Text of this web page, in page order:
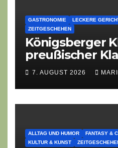
GASTRONOMIE LECKERE
ZEITGESCHEHEN
Königsberger
preußischer
Zeiten
7. AUGUST 2026
ALLTAG UND HUMOR FANTASY &
KULTUR & KUNST